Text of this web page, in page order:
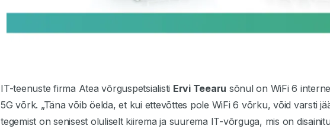
IT-teenuste firma Atea võrguspetsialisti Ervi Teearu sõnul on WiFi 6
5G võrk. „Täna võib öelda, et kui ettevõttes pole WiFi 6 võrku, võid varsti
tegemist on senisest oluliselt kiirema ja suurema IT-võrguga, mis on